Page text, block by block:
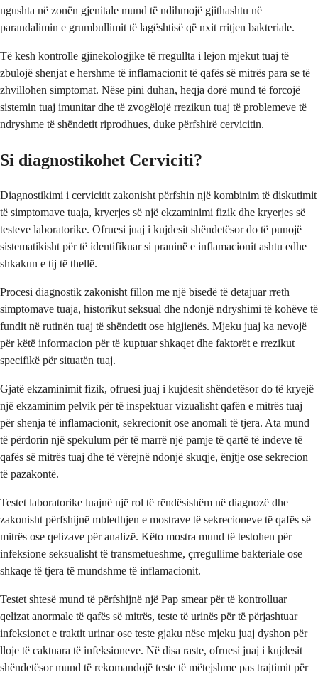
ngushta në zonën gjenitale mund të ndihmojë gjithashtu në
parandalimin e grumbullimit të lagështisë që nxit rritjen bakteriale.
Të kesh kontrolle gjinekologjike të rregullta i lejon mjekut tuaj të
zbulojë shenjat e hershme të inflamacionit të qafës së mitrës para se të
zhvillohen simptomat. Nëse pini duhan, heqja dorë mund të forcojë
sistemin tuaj imunitar dhe të zvogëlojë rrezikun tuaj të problemeve të
ndryshme të shëndetit riprodhues, duke përfshirë cervicitin.
Si diagnostikohet Cerviciti?
Diagnostikimi i cervicitit zakonisht përfshin një kombinim të diskutimit
të simptomave tuaja, kryerjes së një ekzaminimi fizik dhe kryerjes së
testeve laboratorike. Ofruesi juaj i kujdesit shëndetësor do të punojë
sistematikisht për të identifikuar si praninë e inflamacionit ashtu edhe
shkakun e tij të thellë.
Procesi diagnostik zakonisht fillon me një bisedë të detajuar rreth
simptomave tuaja, historikut seksual dhe ndonjë ndryshimi të kohëve të
fundit në rutinën tuaj të shëndetit ose higjienës. Mjeku juaj ka nevojë
për këtë informacion për të kuptuar shkaqet dhe faktorët e rrezikut
specifikë për situatën tuaj.
Gjatë ekzaminimit fizik, ofruesi juaj i kujdesit shëndetësor do të kryejë
një ekzaminim pelvik për të inspektuar vizualisht qafën e mitrës tuaj
për shenja të inflamacionit, sekrecionit ose anomali të tjera. Ata mund
të përdorin një spekulum për të marrë një pamje të qartë të indeve të
qafës së mitrës tuaj dhe të vërejnë ndonjë skuqje, ënjtje ose sekrecion
të pazakontë.
Testet laboratorike luajnë një rol të rëndësishëm në diagnozë dhe
zakonisht përfshijnë mbledhjen e mostrave të sekrecioneve të qafës së
mitrës ose qelizave për analizë. Këto mostra mund të testohen për
infeksione seksualisht të transmetueshme, çrregullime bakteriale ose
shkaqe të tjera të mundshme të inflamacionit.
Testet shtesë mund të përfshijnë një Pap smear për të kontrolluar
qelizat anormale të qafës së mitrës, teste të urinës për të përjashtuar
infeksionet e traktit urinar ose teste gjaku nëse mjeku juaj dyshon për
lloje të caktuara të infeksioneve. Në disa raste, ofruesi juaj i kujdesit
shëndetësor mund të rekomandojë teste të mëtejshme pas trajtimit për